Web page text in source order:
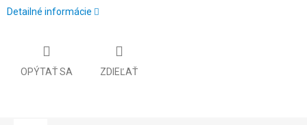
Detailné informácie
OPÝTAŤ SA ZDIEĽAŤ